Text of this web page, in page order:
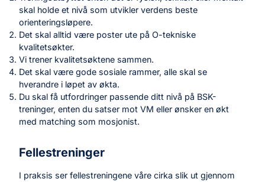
skal holde et nivå som utvikler verdens beste
orienteringsløpere.
Det skal alltid være poster ute på O-tekniske
kvalitetsøkter.
Vi trener kvalitetsøktene sammen.
Det skal være gode sosiale rammer, alle skal se
hverandre i løpet av økta.
Du skal få utfordringer passende ditt nivå på BSK-
treninger, enten du satser mot VM eller ønsker en økt
med matching som mosjonist.
Fellestreninger
I praksis ser fellestreningene våre cirka slik ut gjennom